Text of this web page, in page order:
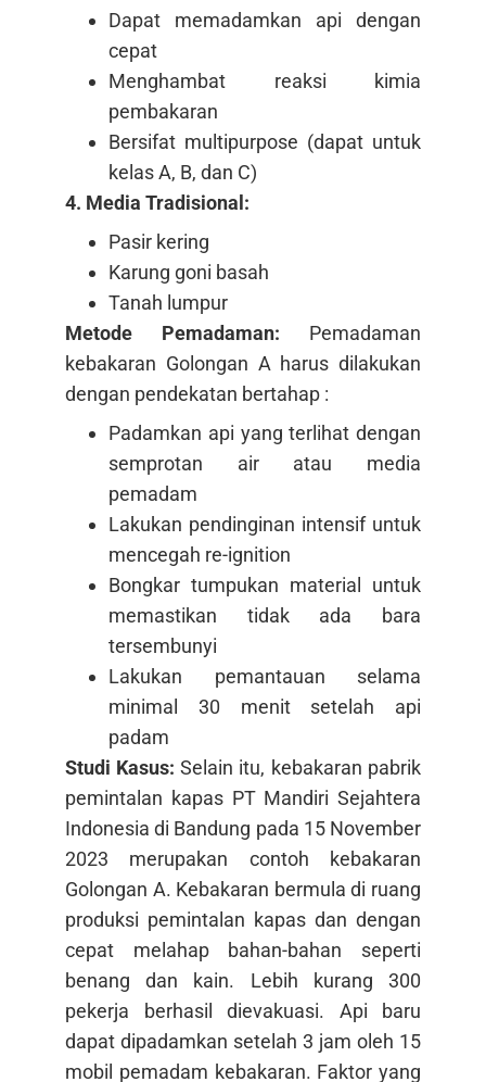
Dapat memadamkan api dengan
cepat
Menghambat reaksi kimia
pembakaran
Bersifat multipurpose (dapat untuk
kelas A, B, dan C)
4. Media Tradisional:
Pasir kering
Karung goni basah
Tanah lumpur
Metode Pemadaman: Pemadaman
kebakaran Golongan A harus dilakukan
dengan pendekatan bertahap :
Padamkan api yang terlihat dengan
semprotan air atau media
pemadam
Lakukan pendinginan intensif untuk
mencegah re-ignition
Bongkar tumpukan material untuk
memastikan tidak ada bara
tersembunyi
Lakukan pemantauan selama
minimal 30 menit setelah api
padam
Studi Kasus: Selain itu, kebakaran pabrik
pemintalan kapas PT Mandiri Sejahtera
Indonesia di Bandung pada 15 November
2023 merupakan contoh kebakaran
Golongan A. Kebakaran bermula di ruang
produksi pemintalan kapas dan dengan
cepat melahap bahan-bahan seperti
benang dan kain. Lebih kurang 300
pekerja berhasil dievakuasi. Api baru
dapat dipadamkan setelah 3 jam oleh 15
mobil pemadam kebakaran. Faktor yang